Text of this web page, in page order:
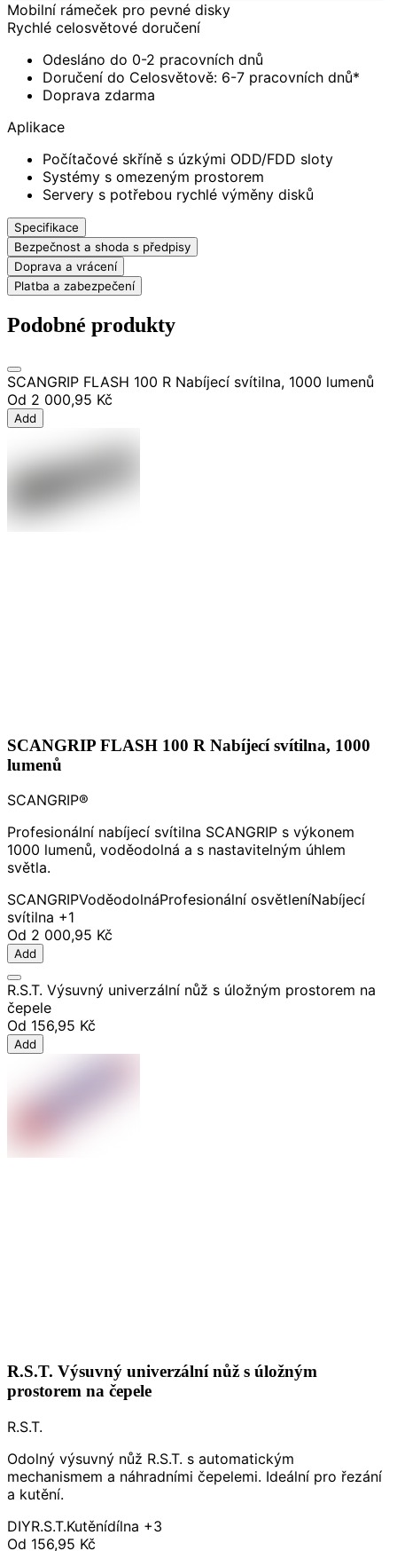
Mobilní rámeček pro pevné disky
Rychlé celosvětové doručení
Odesláno do 0-2 pracovních dnů
Doručení do Celosvětově: 6-7 pracovních dnů*
Doprava zdarma
Aplikace
Počítačové skříně s úzkými ODD/FDD sloty
Systémy s omezeným prostorem
Servery s potřebou rychlé výměny disků
Specifikace
Bezpečnost a shoda s předpisy
Doprava a vrácení
Platba a zabezpečení
Podobné produkty
SCANGRIP FLASH 100 R Nabíjecí svítilna, 1000 lumenů
Od 2 000,95 Kč
Add
SCANGRIP FLASH 100 R Nabíjecí svítilna, 1000
lumenů
SCANGRIP®
Profesionální nabíjecí svítilna SCANGRIP s výkonem
1000 lumenů, voděodolná a s nastavitelným úhlem
světla.
SCANGRIPVoděodolnáProfesionální osvětleníNabíjecí
svítilna +1
Od 2 000,95 Kč
Add
R.S.T. Výsuvný univerzální nůž s úložným prostorem na
čepele
Od 156,95 Kč
Add
R.S.T. Výsuvný univerzální nůž s úložným
prostorem na čepele
R.S.T.
Odolný výsuvný nůž R.S.T. s automatickým
mechanismem a náhradními čepelemi. Ideální pro řezání
a kutění.
DIYR.S.T.Kutěnídílna +3
Od 156,95 Kč